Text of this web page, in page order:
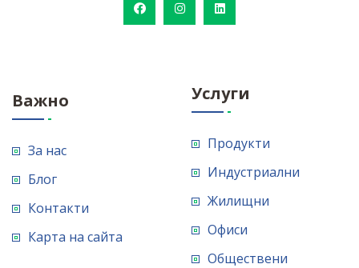
Важно
За нас
Блог
Контакти
Карта на сайта
Услуги
Продукти
Индустриални
Жилищни
Офиси
Обществени